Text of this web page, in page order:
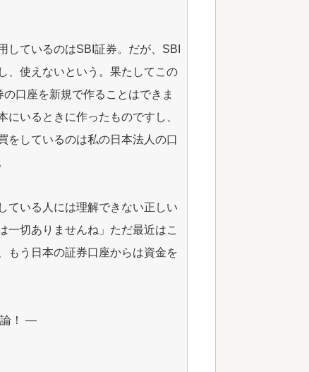
しているのはSBI証券。だが、SBI
、使えないという。果たしてこの
口座を新規で作ることはできま
いるときに作ったものですし、
をしているのは私の日本法人の口
ている人には理解できない正しい
一切ありませんね」ただ最近はこ
もう日本の証券口座からは資金を
論！ ―